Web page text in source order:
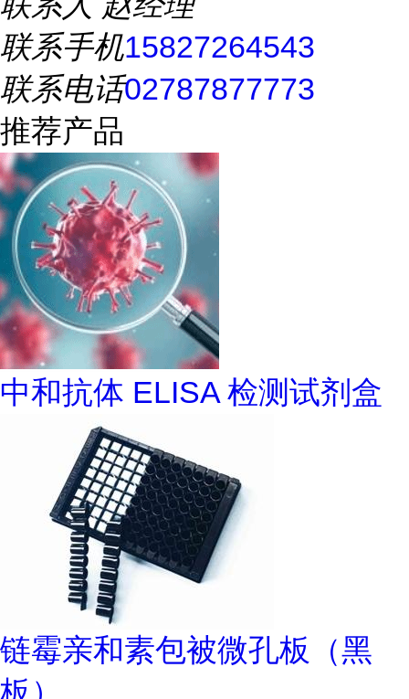
联系手机15827264543
联系电话02787877773
推荐产品
中和抗体 ELISA 检测试剂盒
链霉亲和素包被微孔板（黑
板）